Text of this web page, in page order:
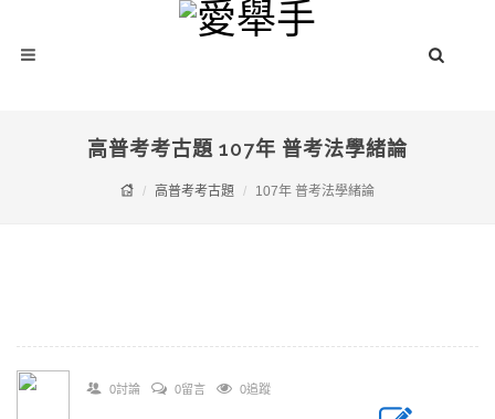
高普考考古題 107年 普考法學緒論
高普考考古題 107年 普考法學緒論
0討論 0留言 0追蹤